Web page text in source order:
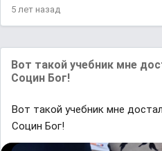
5 лет назад
Вот такой учебник мне
Социн Бог!
Вот такой учебник мне
Социн Бог!